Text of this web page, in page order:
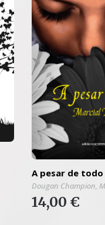
A pesar de todo
Dougan Champion,
14,00 €